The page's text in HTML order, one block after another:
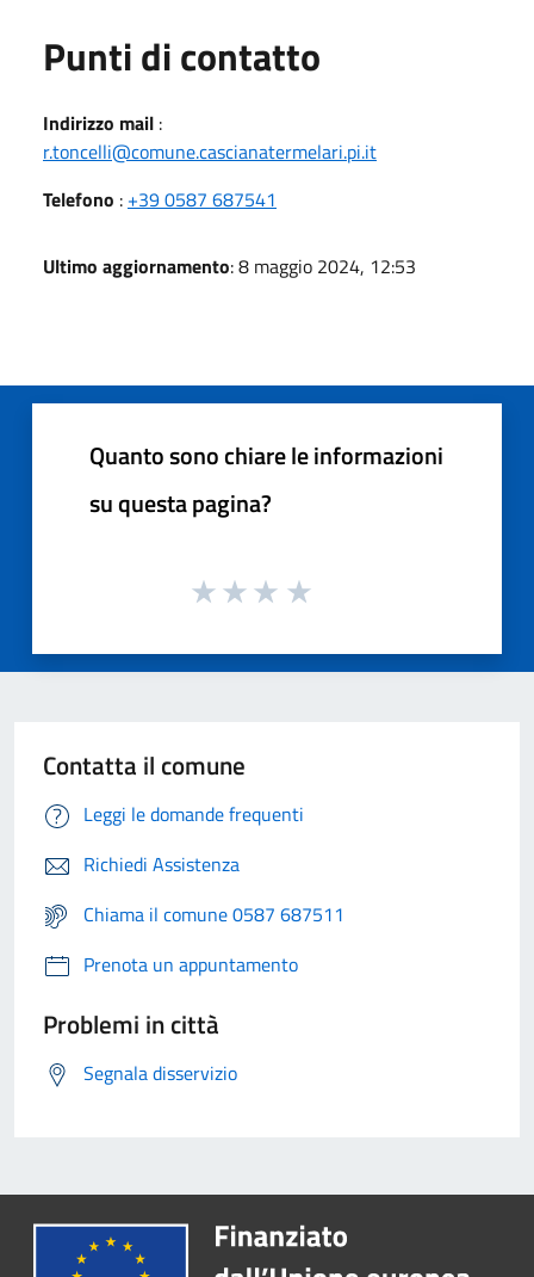
Punti di contatto
Indirizzo mail :
r.toncelli@comune.cascianatermelari.pi.it
Telefono : +39 0587 687541
Ultimo aggiornamento: 8 maggio 2024, 12:53
Quanto sono chiare le informazioni
su questa pagina?
Contatta il comune
Leggi le domande frequenti
Richiedi Assistenza
Chiama il comune 0587 687511
Prenota un appuntamento
Problemi in città
Segnala disservizio